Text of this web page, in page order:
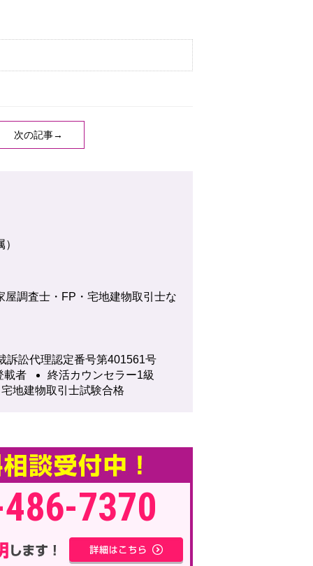
次の記事→
調査士・FP・宅地建物取引士な
訴訟代理認定番号第401561号
載者
終活カウンセラー1級
宅地建物取引士試験合格
7370